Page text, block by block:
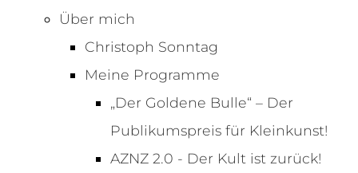
Über mich
Christoph Sonntag
Meine Programme
„Der Goldene Bulle“ – Der
Publikumspreis für Kleinkunst!
AZNZ 2.0 - Der Kult ist zurück!